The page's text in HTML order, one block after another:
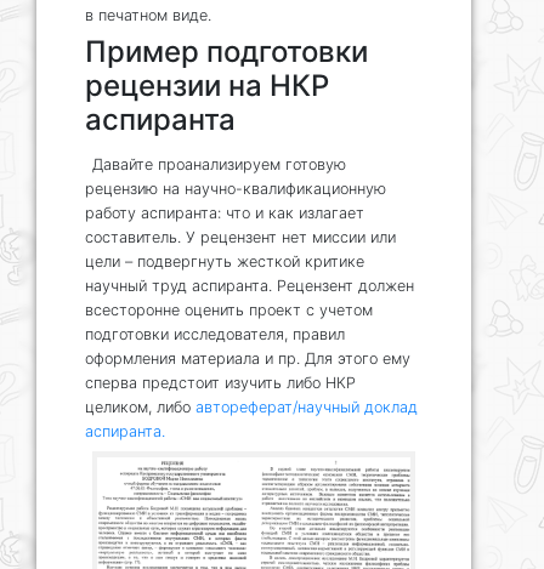
в печатном виде.
Пример подготовки
рецензии на НКР
аспиранта
Давайте проанализируем готовую
рецензию на научно-квалификационную
работу аспиранта: что и как излагает
составитель. У рецензент нет миссии или
цели – подвергнуть жесткой критике
научный труд аспиранта. Рецензент должен
всесторонне оценить проект с учетом
подготовки исследователя, правил
оформления материала и пр. Для этого ему
сперва предстоит изучить либо НКР
целиком, либо автореферат/научный доклад
аспиранта.